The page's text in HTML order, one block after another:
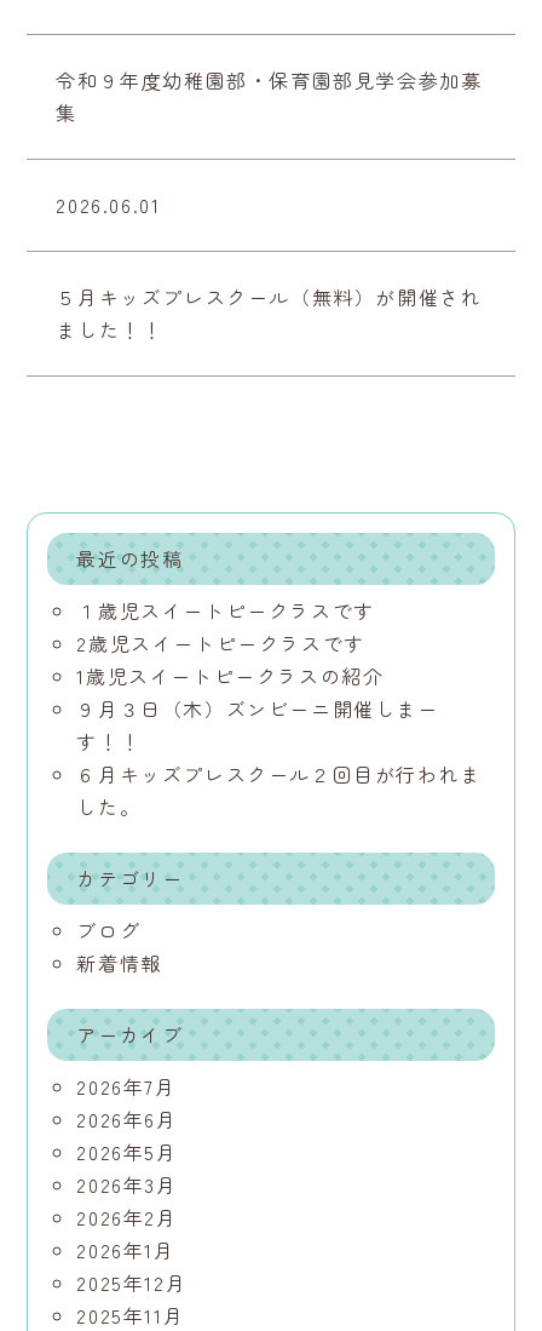
最近の投稿
１歳児スイートピークラスです
2歳児スイートピークラスです
1歳児スイートピークラスの紹介
９月３日（木）ズンビーニ開催しまー
す！！
６月キッズプレスクール２回目が行われま
した。
カテゴリー
ブログ
新着情報
アーカイブ
2026年7月
2026年6月
2026年5月
2026年3月
2026年2月
2026年1月
2025年12月
2025年11月
令和９年度幼稚園部・保育園部見学会参加募
集
2026.06.01
５月キッズプレスクール（無料）が開催され
ました！！